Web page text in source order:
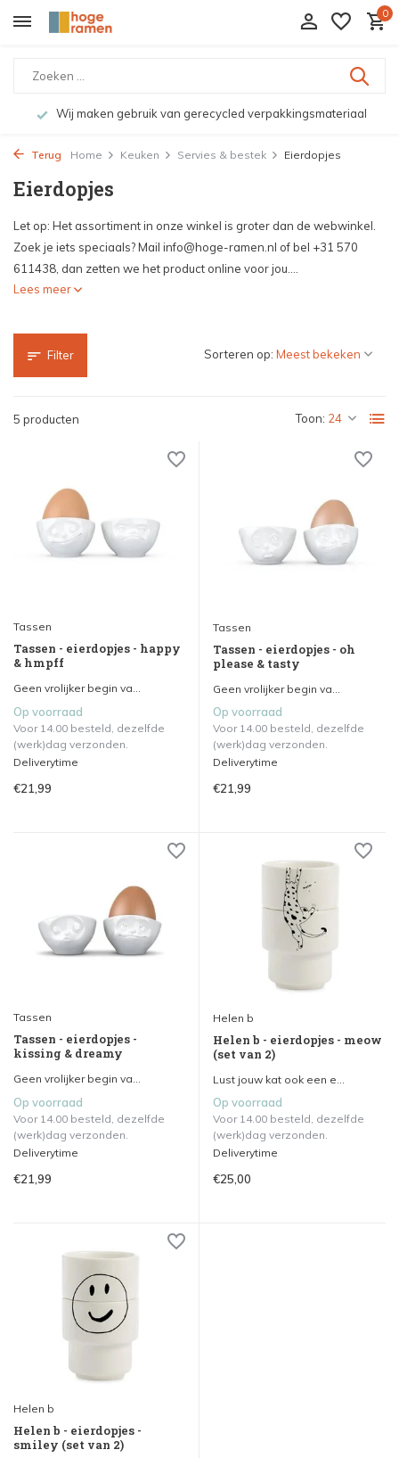
0
Wij maken gebruik van gerecycled verpakkingsmateriaal
Terug Home Keuken Servies & bestek Eierdopjes
Eierdopjes
Let op: Het assortiment in onze winkel is groter dan de webwinkel.
Zoek je iets speciaals? Mail info@hoge-ramen.nl of bel +31 570
611438, dan zetten we het product online voor jou....
Lees meer
Filter
5 producten Toon:
Sorteren op:
Tassen
Tassen - eierdopjes - happy
& hmpff
Geen vrolijker begin va...
Op voorraad
Voor 14.00 besteld, dezelfde
(werk)dag verzonden.
Deliverytime
€21,99
Tassen
Tassen - eierdopjes - oh
please & tasty
Geen vrolijker begin va...
Op voorraad
Voor 14.00 besteld, dezelfde
(werk)dag verzonden.
Deliverytime
€21,99
Tassen
Tassen - eierdopjes -
kissing & dreamy
Geen vrolijker begin va...
Op voorraad
Voor 14.00 besteld, dezelfde
(werk)dag verzonden.
Deliverytime
€21,99
Helen b
Helen b - eierdopjes - meow
(set van 2)
Lust jouw kat ook een e...
Op voorraad
Voor 14.00 besteld, dezelfde
(werk)dag verzonden.
Deliverytime
€25,00
Helen b
Helen b - eierdopjes -
smiley (set van 2)